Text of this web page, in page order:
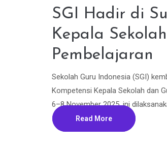
SGI Hadir di
Kepala
Pembelajaran
Sekolah Guru Indonesia (SGI)
Kompetensi Kepala Sekolah dan
6–8 November 2025, ini
Read More